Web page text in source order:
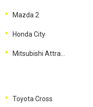
Mazda 2
Honda City
Toyota Cross